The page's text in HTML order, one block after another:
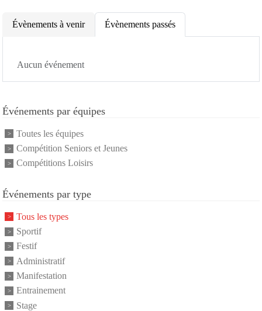
Évènements à venir Évènements passés
Aucun événement
Événements par équipes
Toutes les équipes
Compétition Seniors et Jeunes
Compétitions Loisirs
Événements par type
Tous les types
Sportif
Festif
Administratif
Manifestation
Entrainement
Stage